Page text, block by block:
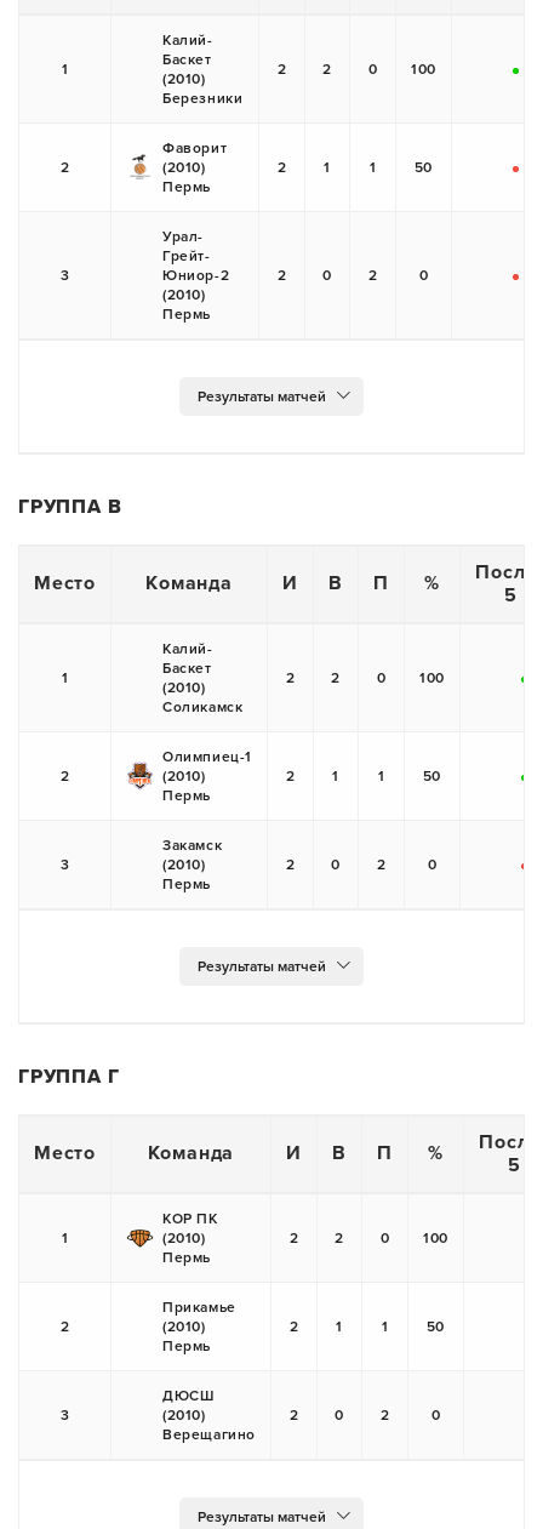
1
Калий-
Баскет
(2010)
Березники
2 2 0 100
+
2
Фаворит
(2010)
Пермь
2 1 1 50
-
3
Урал-
Грейт-
Юниор-2
(2010)
Пермь
2 0 2 0
-
ГРУППА В
Место Команда И В П %
5
1
Калий-
Баскет
(2010)
Соликамск
2 2 0 100
+
2
Олимпиец-1
(2010)
Пермь
2 1 1 50
+
3
Закамск
(2010)
Пермь
2 0 2 0
-
ГРУППА Г
Место Команда И В П %
5
1
КОР ПК
(2010)
Пермь
2 2 0 100
2
Прикамье
(2010)
Пермь
2 1 1 50
3
ДЮСШ
(2010)
Верещагино
2 0 2 0